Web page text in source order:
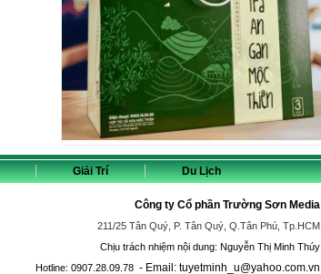
Giải Trí Du Lịch
Công ty Cổ phần Trường Sơn Media
211/25 Tân Quý, P. Tân Quý, Q.Tân Phú, Tp.HCM
Chịu trách nhiệm nội dung: Nguyễn Thị Minh Thúy
Hotline: 0907.28.09.78 - Email: tuyetminh_u@yahoo.com.vn